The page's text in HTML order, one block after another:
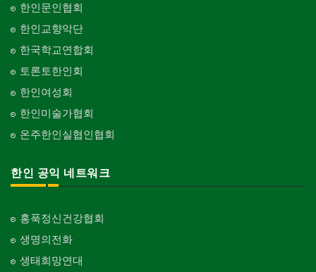
한인문인협회
한인교향악단
한국학교연합회
토론토한인회
한인여성회
한인미술가협회
온주한인실협인협회
한인 공익 네트워크
홍푹정신건강협회
생명의전화
생태희망연대